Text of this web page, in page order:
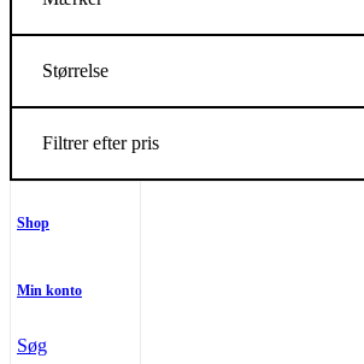
Størrelse
Filtrer efter pris
Shop
Min konto
Søg